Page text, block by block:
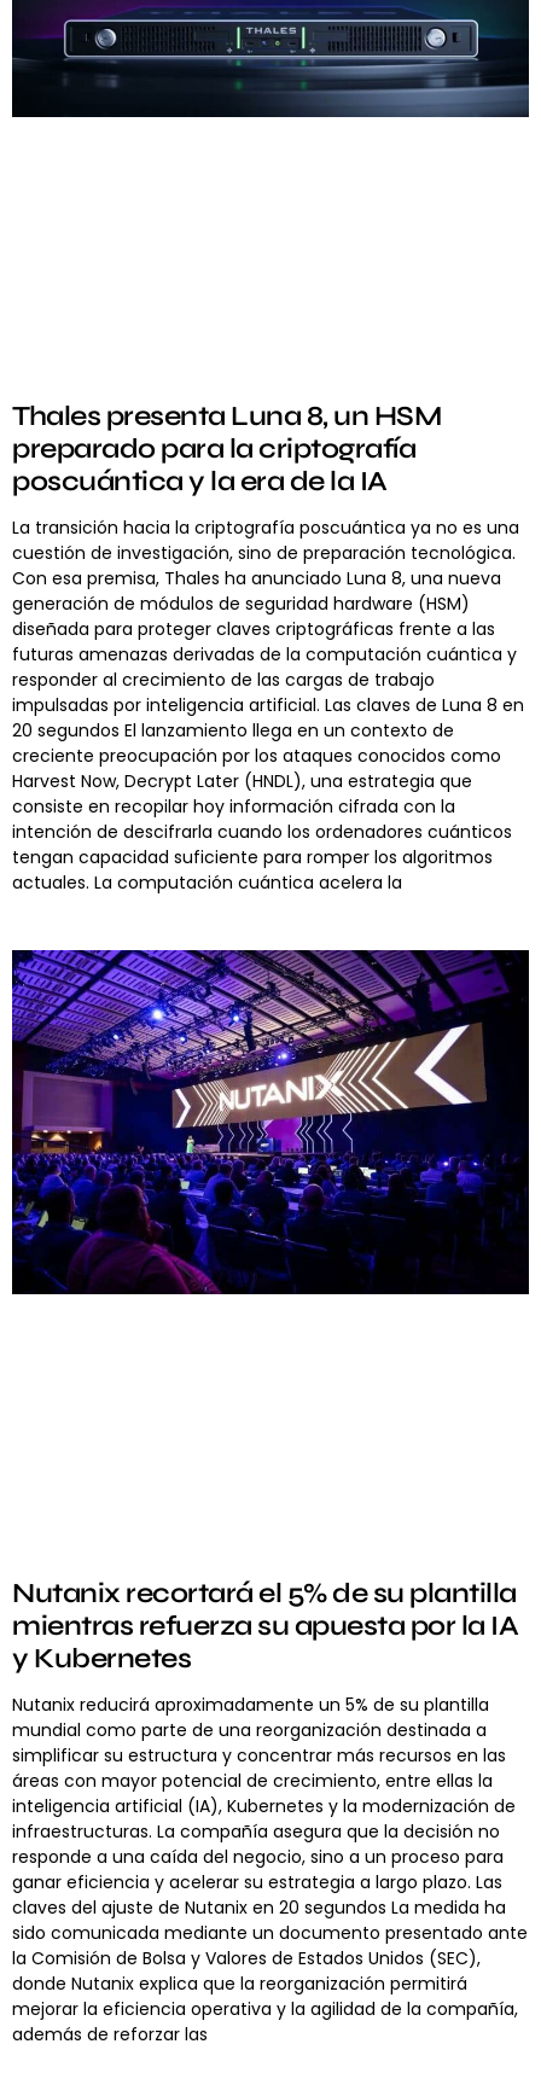
Thales presenta Luna 8, un HSM
preparado para la criptografía
poscuántica y la era de la IA
La transición hacia la criptografía poscuántica ya no es una
cuestión de investigación, sino de preparación tecnológica.
Con esa premisa, Thales ha anunciado Luna 8, una nueva
generación de módulos de seguridad hardware (HSM)
diseñada para proteger claves criptográficas frente a las
futuras amenazas derivadas de la computación cuántica y
responder al crecimiento de las cargas de trabajo
impulsadas por inteligencia artificial. Las claves de Luna 8 en
20 segundos El lanzamiento llega en un contexto de
creciente preocupación por los ataques conocidos como
Harvest Now, Decrypt Later (HNDL), una estrategia que
consiste en recopilar hoy información cifrada con la
intención de descifrarla cuando los ordenadores cuánticos
tengan capacidad suficiente para romper los algoritmos
actuales. La computación cuántica acelera la
Nutanix recortará el 5% de su plantilla
mientras refuerza su apuesta por la IA
y Kubernetes
Nutanix reducirá aproximadamente un 5% de su plantilla
mundial como parte de una reorganización destinada a
simplificar su estructura y concentrar más recursos en las
áreas con mayor potencial de crecimiento, entre ellas la
inteligencia artificial (IA), Kubernetes y la modernización de
infraestructuras. La compañía asegura que la decisión no
responde a una caída del negocio, sino a un proceso para
ganar eficiencia y acelerar su estrategia a largo plazo. Las
claves del ajuste de Nutanix en 20 segundos La medida ha
sido comunicada mediante un documento presentado ante
la Comisión de Bolsa y Valores de Estados Unidos (SEC),
donde Nutanix explica que la reorganización permitirá
mejorar la eficiencia operativa y la agilidad de la compañía,
además de reforzar las